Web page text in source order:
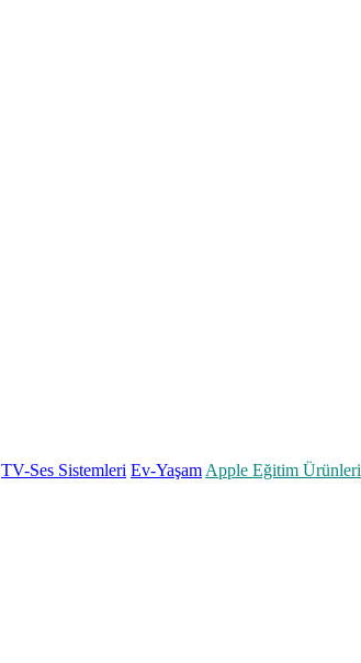
TV-Ses Sistemleri Ev-Yaşam Apple Eğitim Ürünleri